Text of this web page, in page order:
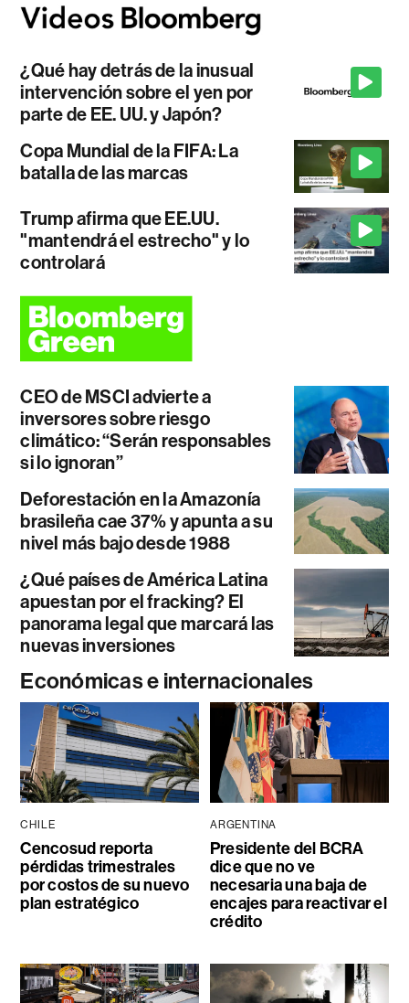
¿Qué hay detrás de la inusual
intervención sobre el yen por
parte de EE. UU. y Japón?
Copa Mundial de la FIFA: La
batalla de las marcas
Trump afirma que EE.UU.
"mantendrá el estrecho" y lo
controlará
CEO de MSCI advierte a
inversores sobre riesgo
climático: “Serán responsables
si lo ignoran”
Deforestación en la Amazonía
brasileña cae 37% y apunta a su
nivel más bajo desde 1988
¿Qué países de América Latina
apuestan por el fracking? El
panorama legal que marcará las
nuevas inversiones
Económicas e internacionales
CHILE
Cencosud reporta
pérdidas trimestrales
por costos de su nuevo
plan estratégico
ARGENTINA
Presidente del BCRA
dice que no ve
necesaria una baja de
encajes para reactivar el
crédito